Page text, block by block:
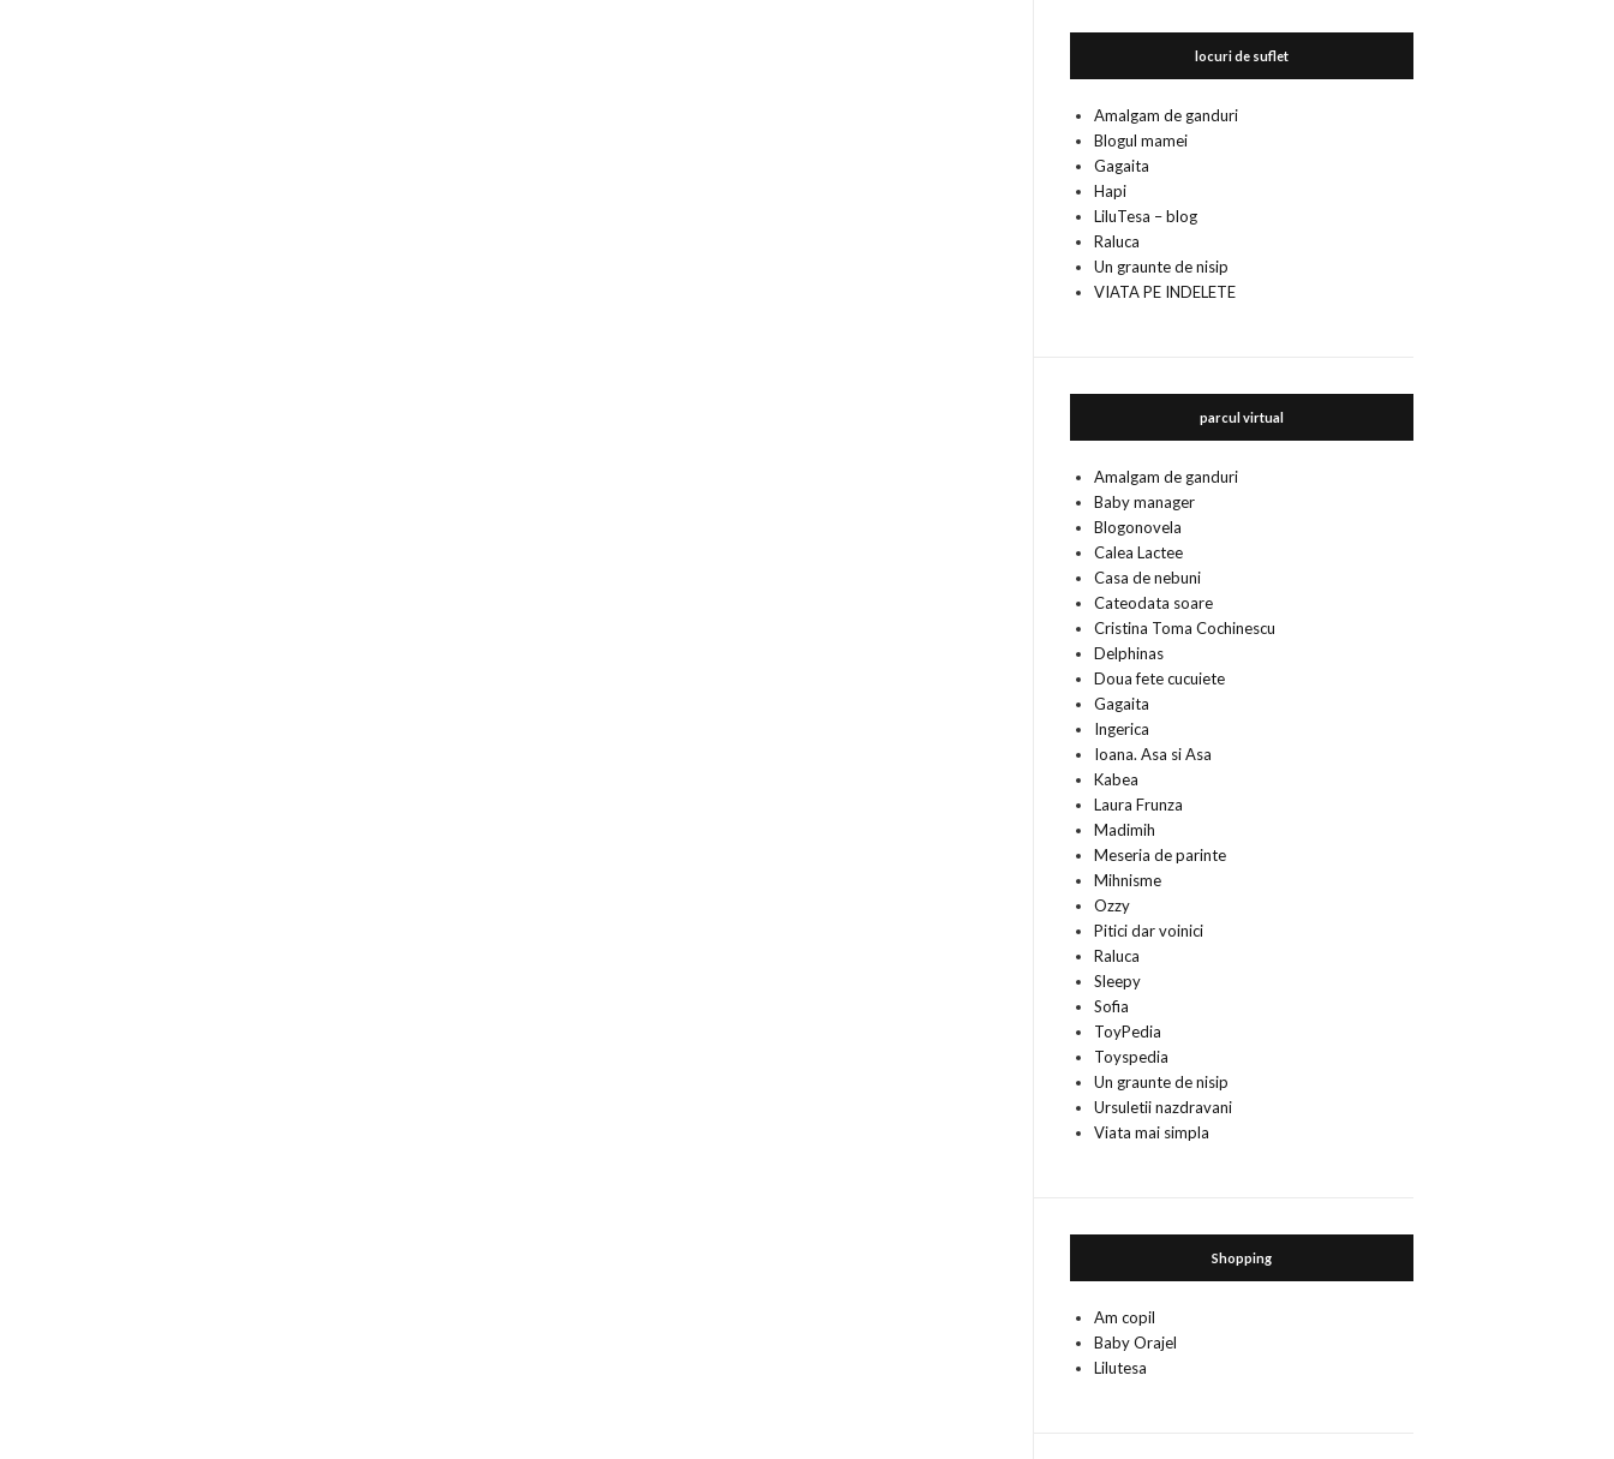
locuri de suflet
Amalgam de ganduri
Blogul mamei
Gagaita
Hapi
LiluTesa – blog
Raluca
Un graunte de nisip
VIATA PE INDELETE
parcul virtual
Amalgam de ganduri
Baby manager
Blogonovela
Calea Lactee
Casa de nebuni
Cateodata soare
Cristina Toma Cochinescu
Delphinas
Doua fete cucuiete
Gagaita
Ingerica
Ioana. Asa si Asa
Kabea
Laura Frunza
Madimih
Meseria de parinte
Mihnisme
Ozzy
Pitici dar voinici
Raluca
Sleepy
Sofia
ToyPedia
Toyspedia
Un graunte de nisip
Ursuletii nazdravani
Viata mai simpla
Shopping
Am copil
Baby Orajel
Lilutesa